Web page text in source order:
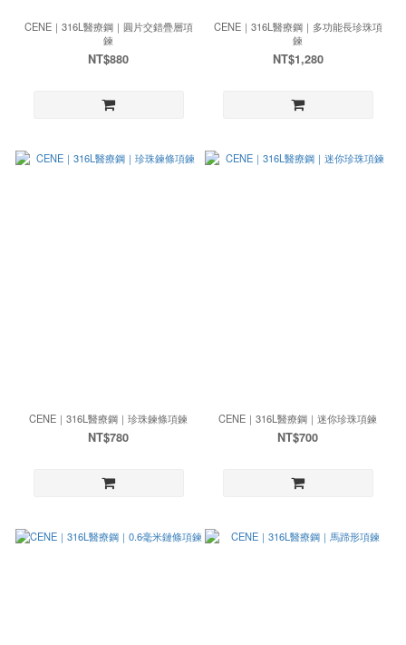
CENE｜316L醫療鋼｜圓片交錯疊層項
鍊
NT$880
CENE｜316L醫療鋼｜多功能長珍珠項
鍊
NT$1,280
CENE｜316L醫療鋼｜珍珠鍊條項鍊
NT$780
CENE｜316L醫療鋼｜迷你珍珠項鍊
NT$700